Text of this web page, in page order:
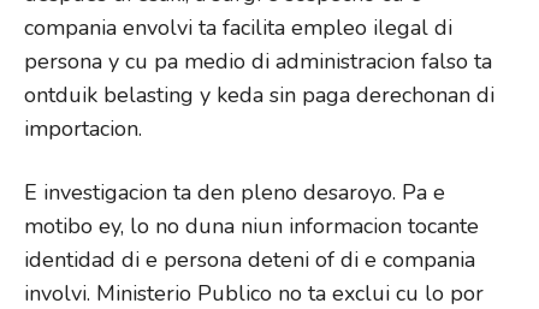
compania envolvi ta facilita empleo ilegal di
persona y cu pa medio di administracion falso ta
ontduik belasting y keda sin paga derechonan di
importacion.
E investigacion ta den pleno desaroyo. Pa e
motibo ey, lo no duna niun informacion tocante
identidad di e persona deteni of di e compania
involvi. Ministerio Publico no ta exclui cu lo por